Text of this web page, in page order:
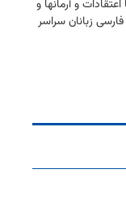
و آرمانها و
زبانان سراسر